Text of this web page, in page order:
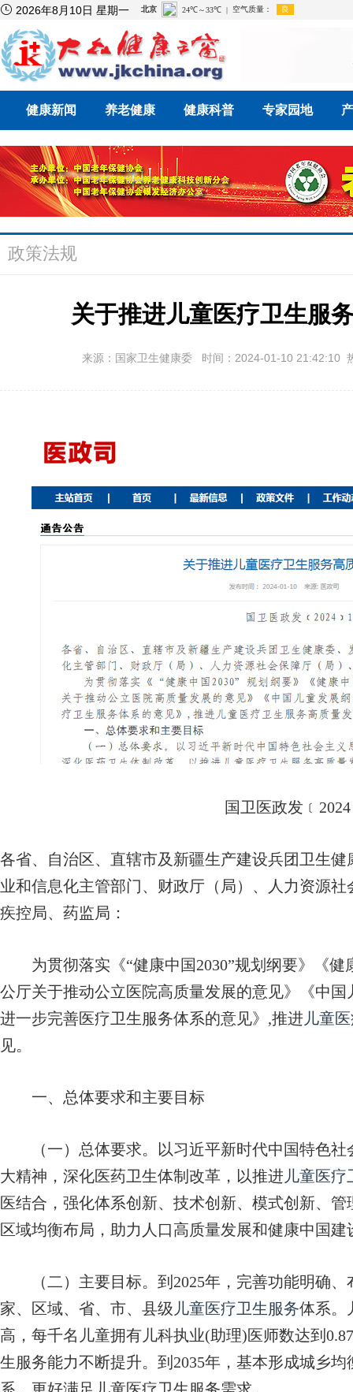
 2026年8月10日 星期一
健康新闻 养老健康 健康科普 专家园地
政策法规
关于推进儿童医疗卫生服
来源：国家卫生健康委 时间：2024-01-10 21:42:10
国卫医政发
各省、自治区、直辖市及新疆生产建设兵团卫生
业和信息化主管部门、财政厅（局）、人力资源
疾控局、药监局：
为贯彻落实《“健康中国2030”规划纲要》《健
公厅关于推动公立医院高质量发展的意见》《中国
进一步完善医疗卫生服务体系的意见》,推进儿童
见。
一、总体要求和主要目标
（一）总体要求。以习近平新时代中国特色社
大精神，深化医药卫生体制改革，以推进儿童医疗
医结合，强化体系创新、技术创新、模式创新、
区域均衡布局，助力人口高质量发展和健康中国建
（二）主要目标。到2025年，完善功能明确、
家、区域、省、市、县级 儿童医疗卫生服务体系。
高，每千名儿童拥有儿科执业(助理)医师数达到
生服务能力不断提升。到2035年，基本形成城乡